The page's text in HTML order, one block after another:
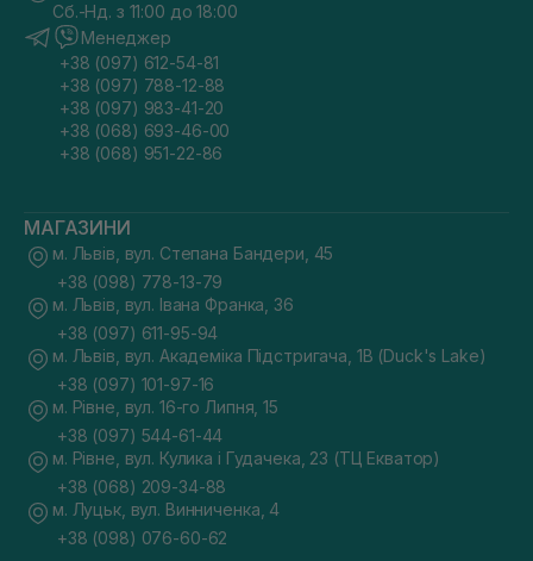
Сб.-Нд. з 11:00 до 18:00
Менеджер
+38 (097) 612-54-81
+38 (097) 788-12-88
+38 (097) 983-41-20
+38 (068) 693-46-00
+38 (068) 951-22-86
МАГАЗИНИ
м. Львів, вул. Степана Бандери, 45
+38 (098) 778-13-79
м. Львів, вул. Івана Франка, 36
+38 (097) 611-95-94
м. Львів, вул. Академіка Підстригача, 1В (Duck's Lake)
+38 (097) 101-97-16
м. Рівне, вул. 16-го Липня, 15
+38 (097) 544-61-44
м. Рівне, вул. Кулика і Гудачека, 23 (ТЦ Екватор)
+38 (068) 209-34-88
м. Луцьк, вул. Винниченка, 4
+38 (098) 076-60-62